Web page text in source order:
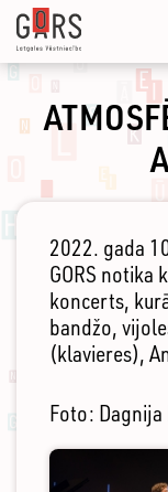
Pārlekt
galveno
saturu
2022. gada
GORS notika
koncerts,
bandžo,
(klavieres),
Foto: